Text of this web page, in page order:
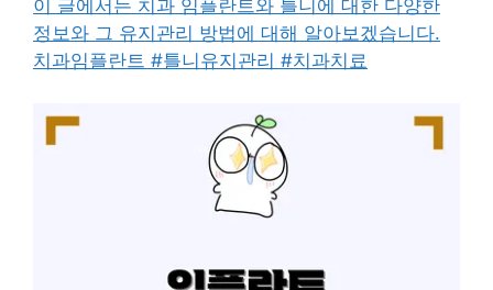
이 글에서는 치과 임플란트와 틀니에 대한 다양한
정보와 그 유지관리 방법에 대해 알아보겠습니다.
치과임플란트 #틀니유지관리 #치과치료